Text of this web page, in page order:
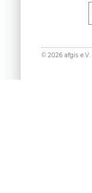
© 2026afgis e.V.